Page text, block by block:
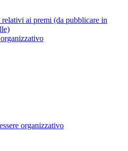
ai premi (da pubblicare in
organizzativo